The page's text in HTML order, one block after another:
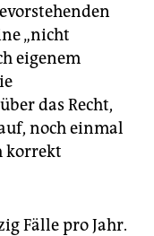
„nicht
eigenem
das Recht,
noch einmal
korrekt
Fälle pro Jahr.